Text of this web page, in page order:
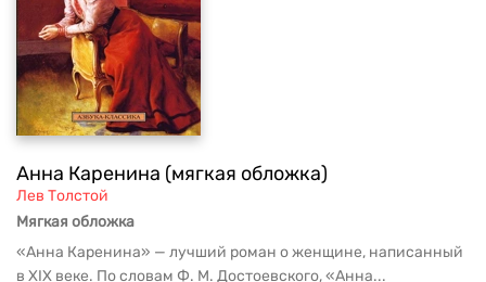
Анна Каренина (мягкая обложка)
Лев Толстой
Мягкая обложка
«Анна Каренина» — лучший роман о женщине, написанный
в XIX веке. По словам Ф. М. Достоевского, «Анна...